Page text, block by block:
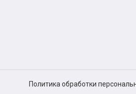
Политика обработки